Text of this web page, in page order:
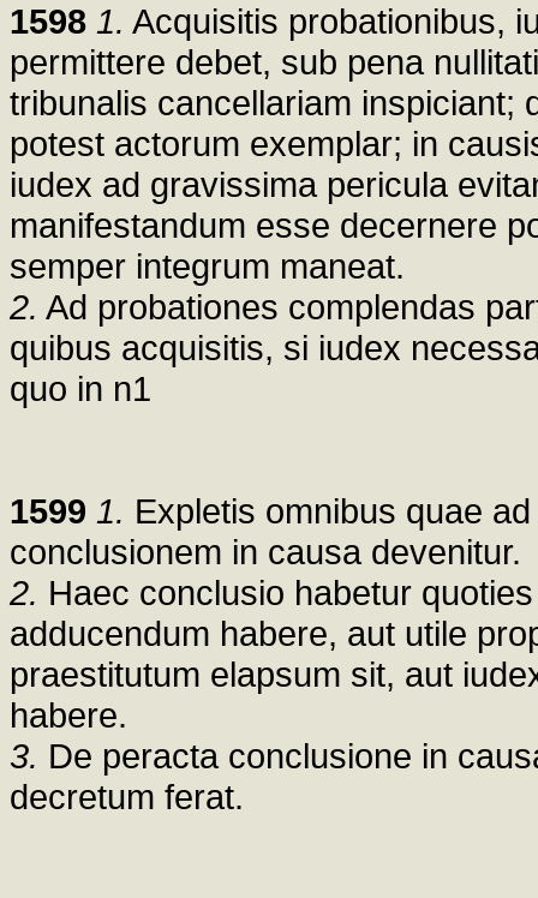
1598 1. Acquisitis probationibus,
permittere debet, sub pena
tribunalis cancellariam inspiciant;
potest actorum exemplar; in
iudex ad gravissima pericula
manifestandum esse decernere
semper integrum maneat.
2. Ad probationes complendas
quibus acquisitis, si iudex
quo in n1
1599 1. Expletis omnibus quae
conclusionem in causa devenitur.
2. Haec conclusio habetur
adducendum habere, aut utile
praestitutum elapsum sit, aut
habere.
3. De peracta conclusione in
decretum ferat.